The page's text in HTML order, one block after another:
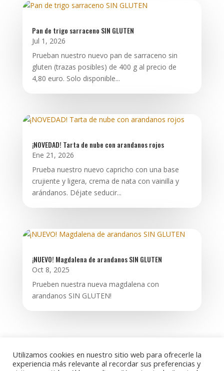
Pan de trigo sarraceno SIN GLUTEN
Jul 1, 2026
Prueban nuestro nuevo pan de sarraceno sin
gluten (trazas posibles) de 400 g al precio de
4,80 euro. Solo disponible...
¡NOVEDAD! Tarta de nube con arandanos rojos
Ene 21, 2026
Prueba nuestro nuevo capricho con una base
crujiente y ligera, crema de nata con vainilla y
arándanos. Déjate seducir...
¡NUEVO! Magdalena de arandanos SIN GLUTEN
Oct 8, 2025
Prueben nuestra nueva magdalena con
arandanos SIN GLUTEN!
Utilizamos cookies en nuestro sitio web para ofrecerle la
experiencia más relevante al recordar sus preferencias y